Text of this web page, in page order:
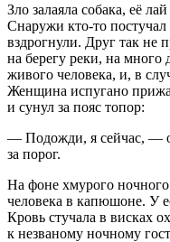
Зло залаяла собака, её
Снаружи кто-то
вздрогнули. Друг так не
на берегу реки, на много
живого человека, и, в
Женщина испугано
и сунул за пояс топор:
— Подожди, я сейчас, —
за порог.
На фоне хмурого ночного
человека в капюшоне. У
Кровь стучала в висках
к незваному ночному